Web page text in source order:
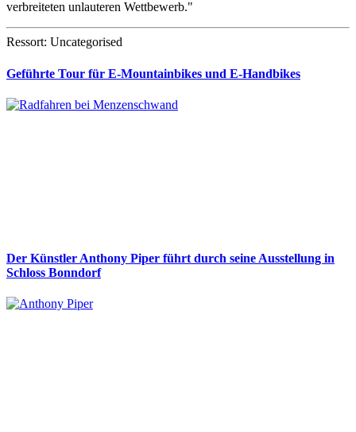
verbreiteten unlauteren Wettbewerb."
Ressort: Uncategorised
Geführte Tour für E-Mountainbikes und E-Handbikes
Der Künstler Anthony Piper führt durch seine Ausstellung in
Schloss Bonndorf